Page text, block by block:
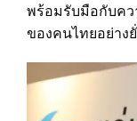
พร้อมรับมือกับค
ของคนไทยอย่าง